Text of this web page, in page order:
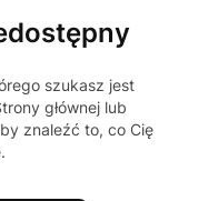
szukasz jest
głównej lub
znaleźć to, co Cię